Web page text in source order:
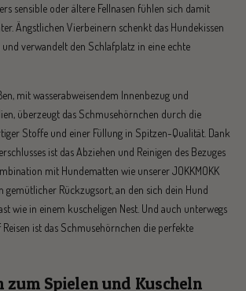
sensible oder ältere Fellnasen fühlen sich damit
Ängstlichen Vierbeinern schenkt das Hundekissen
verwandelt den Schlafplatz in eine echte
mit wasserabweisendem Innenbezug und
überzeugt das Schmusehörnchen durch die
Stoffe und einer Füllung in Spitzen-Qualität. Dank
ist das Abziehen und Reinigen des Bezuges
mit Hundematten wie unserer JOKKMOKK
gemütlicher Rückzugsort, an den sich dein Hund
wie in einem kuscheligen Nest. Und auch unterwegs
ist das Schmusehörnchen die perfekte
zum Spielen und Kuscheln